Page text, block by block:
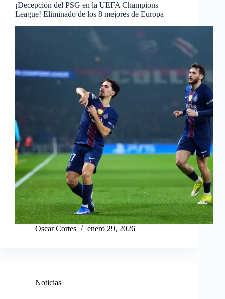
¡Decepción del PSG en la UEFA Champions
League! Eliminado de los 8 mejores de Europa
Oscar Cortes enero 29, 2026
Noticias